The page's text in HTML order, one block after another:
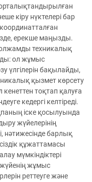
кіру нүктелері бар
ерекше маңызды.
техникалық
ол жұмыс
үлгілерін бақылайды,
қызмет көрсету
тоқтап қалуға
кедергі келтіреді.
іске қосылуында
жүйелерінің
нәтижесінде барлық
құжаттамасы
мүмкіндіктері
жұмыс
реттеуге және